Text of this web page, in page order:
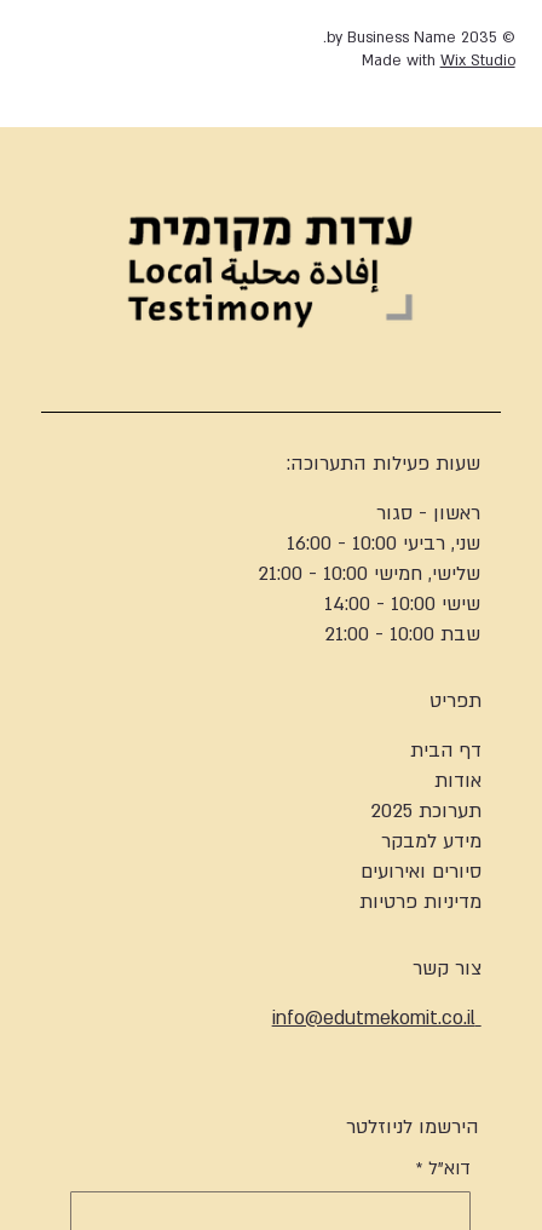
© 2035 by Business Name.
Made with Wix Studio
שעות פעילות התערוכה:
ראשון - סגור
שני, רביעי 10:00 - 16:00
שלישי, חמישי 10:00 - 21:00
שישי 10:00 - 14:00
שבת 10:00 - 21:00
תפריט
דף הבית
אודות
תערוכת 2025
מידע למבקר
סיורים ואירועים
מדיניות פרטיות
צור קשר
info@edutmekomit.co.il
הירשמו לניוזלטר
דוא"ל *